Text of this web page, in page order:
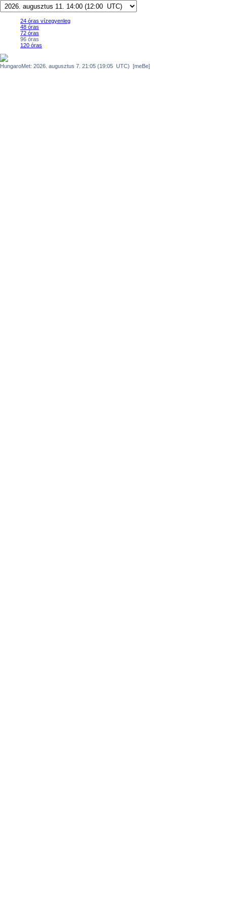
24 óras vízegyenleg
48 óras
72 óras
96 óras
120 óras
HungaroMet: 2026. augusztus 7. 21:05 (19:05 UTC) [meBe]